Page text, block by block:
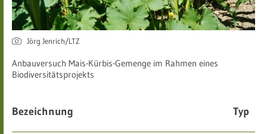
Jörg Jenrich/LTZ
Anbauversuch Mais-Kürbis-Gemenge im Rahmen eines
Biodiversitätsprojekts
Bezeichnung Typ